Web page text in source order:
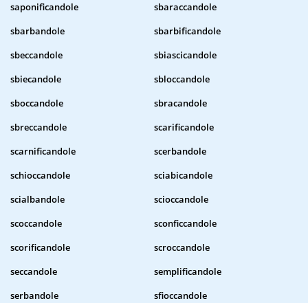
saponificandole
sbaraccandole
sbarbandole
sbarbificandole
sbeccandole
sbiascicandole
sbiecandole
sbloccandole
sboccandole
sbracandole
sbreccandole
scarificandole
scarnificandole
scerbandole
schioccandole
sciabicandole
scialbandole
scioccandole
scoccandole
sconficcandole
scorificandole
scroccandole
seccandole
semplificandole
serbandole
sfioccandole